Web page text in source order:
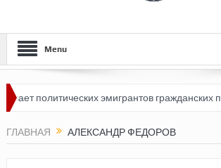
Menu
политических эмигрантов гражданских прав
ГЛАВНАЯ АЛЕКСАНДР ФЕДОРОВ